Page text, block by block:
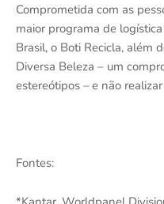
Comprometida com as
maior programa de logí
Brasil, o Boti Recicla, além
Diversa Beleza – um
estereótipos –e não
Fontes: